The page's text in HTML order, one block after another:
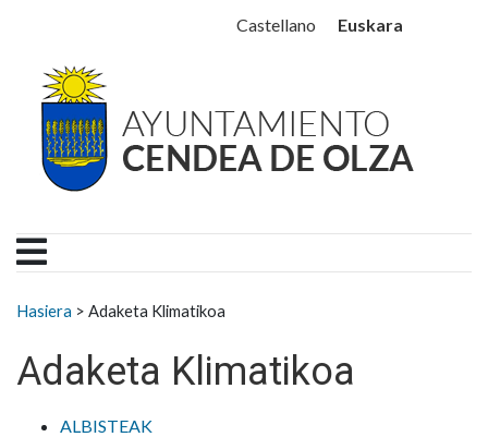
Ayuntamiento Cendea
Castellano Euskara
Search for:
Hasiera > Adaketa Klimatikoa
Adaketa Klimatikoa
ALBISTEAK